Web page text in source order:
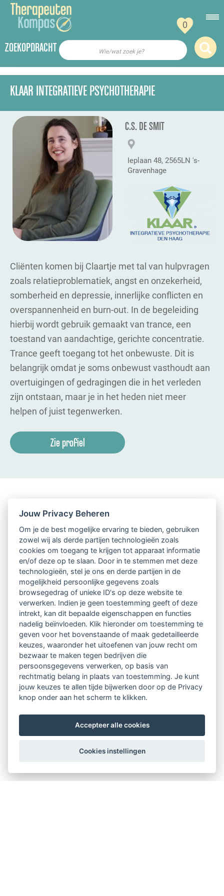
0
ZOEKOPDRACHT Wie/wat zoek je?
KLAAR INTEGRATIEVE PSYCHOTHERAPIE
C.S. DE SMIT
Ieplaan 48, 2565LN 's-
Gravenhage
Cliënten komen bij Claartje met tal van hulpvragen
zoals relatieproblematiek, angst en onzekerheid,
somberheid en depressie, innerlijke conflicten en
overspannenheid en burn-out. In de begeleiding
hierbij wordt gebruik gemaakt van trance, een
toestand van aandachtige, gerichte concentratie.
Trance geeft toegang tot het onbewuste. Dit is
belangrijk omdat je soms onbewust vasthoudt aan
overtuigingen of gedragingen die in het verleden
zijn ontstaan, maar je in het heden niet meer
helpen of juist tegenwerken.
Zie profiel
Jouw Privacy Beheren
Om je de best mogelijke ervaring te bieden, gebruiken
zowel wij als derde partijen technologieën zoals
cookies om toegang te krijgen tot apparaat informatie
en/of deze op te slaan. Door in te stemmen met deze
technologieën, stel je ons en derde partijen in de
mogelijkheid persoonlijke gegevens zoals
browsegedrag of unieke ID's op deze website te
verwerken. Indien je geen toestemming geeft of deze
intrekt, kan dit bepaalde eigenschappen en functies
nadelig beïnvloeden. Klik hieronder om toestemming te
geven voor het bovenstaande of maak gedetailleerde
keuzes, waaronder het uitoefenen van jouw recht om
bezwaar te maken tegen bedrijven die
persoonsgegevens verwerken, op basis van
rechtmatig belang in plaats van toestemming. Je kunt
jouw keuzes te allen tijde bijwerken door op de Privacy
knop onder aan het scherm te klikken.
Accepteer alle cookies
Cookies instellingen